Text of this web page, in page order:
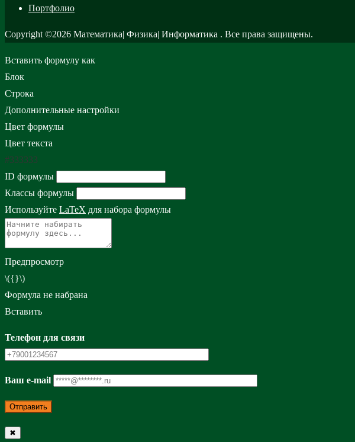
Портфолио
Copyright ©2026 Математика| Физика| Информатика . Все права защищены.
Вставить формулу как
Блок
Строка
Дополнительные настройки
Цвет формулы
Цвет текста
#333333
ID формулы
Классы формулы
Используйте LaTeX для набора формулы
Предпросмотр
\({}\)
Формула не набрана
Вставить
Телефон для связи
Ваш e-mail
✖